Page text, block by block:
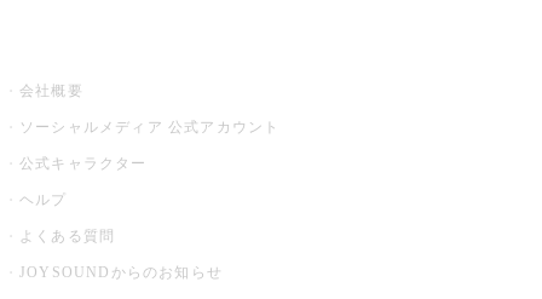
会社概要
ソーシャルメディア 公式アカウント
公式キャラクター
ヘルプ
よくある質問
JOYSOUNDからのお知らせ